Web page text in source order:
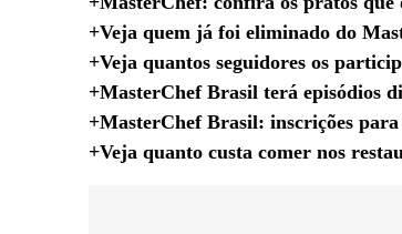
+Veja quem já foi eliminado do
+Veja quantos seguidores os
+MasterChef Brasil terá episódios
+MasterChef Brasil: inscrições
+Veja quanto custa comer nos